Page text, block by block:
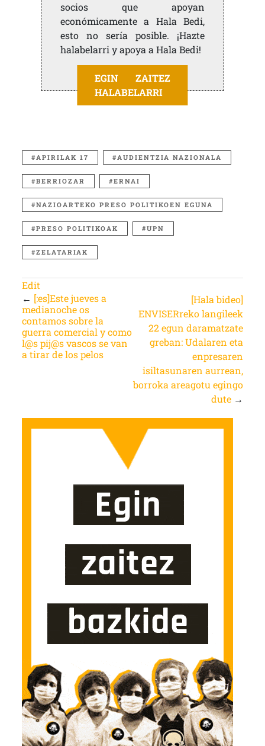
socios que apoyan
económicamente a Hala Bedi,
esto no sería posible. ¡Hazte
halabelarri y apoya a Hala Bedi!
EGIN ZAITEZ
HALABELARRI
APIRILAK 17 AUDIENTZIA NAZIONALA
BERRIOZAR ERNAI
NAZIOARTEKO PRESO POLITIKOEN EGUNA
PRESO POLITIKOAK UPN
ZELATARIAK
Edit
← [:es]Este jueves a
medianoche os
contamos sobre la
guerra comercial y como
l@s pij@s vascos se van
a tirar de los pelos
[Hala bideo]
ENVISERreko langileek
22 egun daramatzate
greban: Udalaren eta
enpresaren
isiltasunaren aurrean,
borroka areagotu egingo
dute →